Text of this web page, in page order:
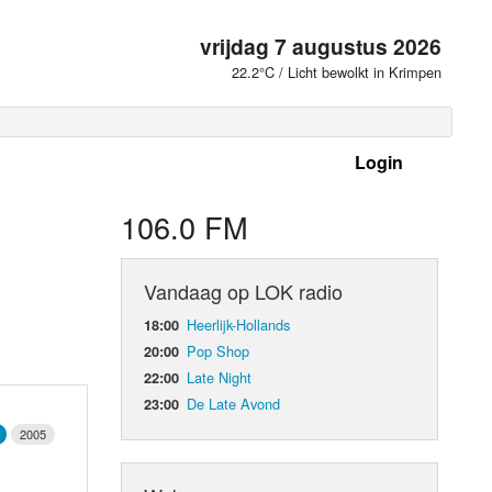
vrijdag 7 augustus 2026
22.2°C / Licht bewolkt in Krimpen
Login
2005
106.0 FM
Vandaag op LOK radio
18:00 Heerlijk-Hollands
20:00 Pop Shop
22:00 Late Night
23:00 De Late Avond